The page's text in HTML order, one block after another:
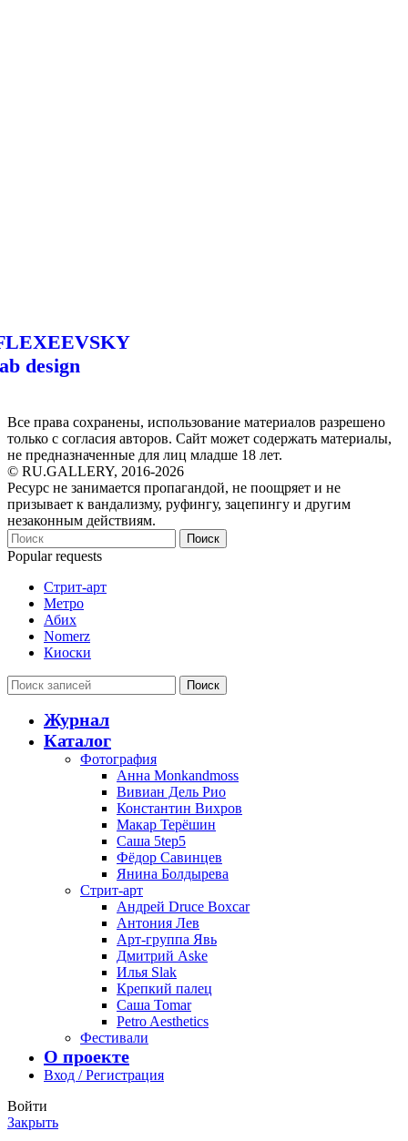
design
Все права сохранены, использование материалов разрешено
только с согласия авторов. Сайт может содержать материалы,
не предназначенные для лиц младше 18 лет.
© RU.GALLERY, 2016-2026
Ресурс не занимается пропагандой, не поощряет и не
призывает к вандализму, руфингу, зацепингу и другим
незаконным действиям.
Поиск
Popular requests
Стрит-арт
Метро
Абих
Nomerz
Киоски
Поиск
Журнал
Каталог
Фотография
Анна Monkandmoss
Вивиан Дель Рио
Константин Вихров
Макар Терёшин
Саша 5tep5
Фёдор Савинцев
Янина Болдырева
Стрит-арт
Андрей Druce Boxcar
Антония Лев
Арт-группа Явь
Дмитрий Aske
Илья Slak
Крепкий палец
Саша Tomar
Petro Aesthetics
Фестивали
О проекте
Вход / Регистрация
Войти
Закрыть